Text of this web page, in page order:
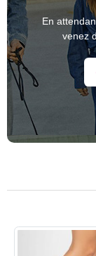
En
venez